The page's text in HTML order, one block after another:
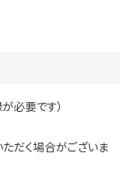
必要です）
だく場合がございま